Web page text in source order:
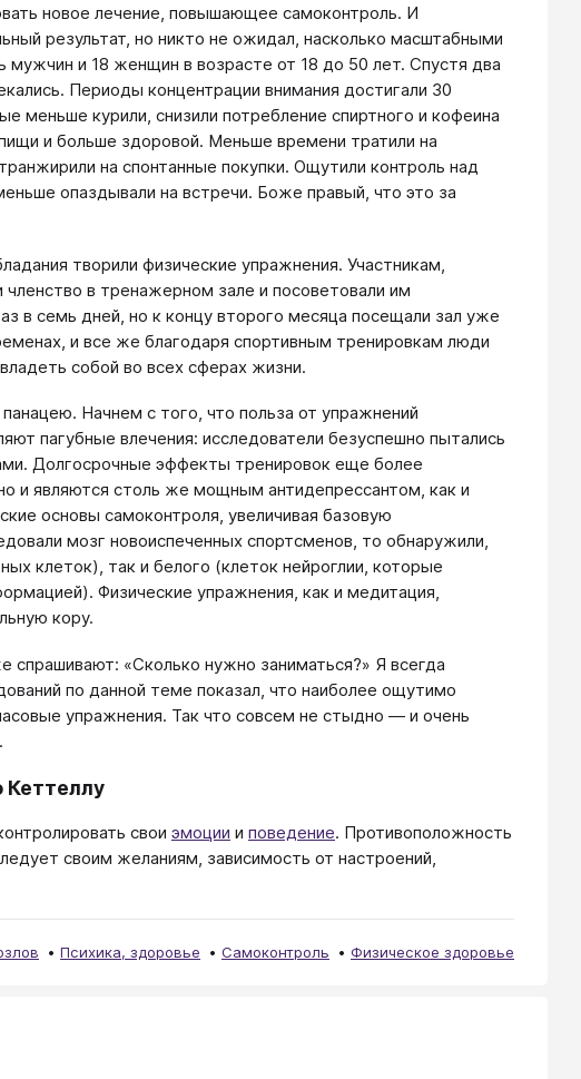
новое лечение, повышающее самоконтроль. И
результат, но никто не ожидал, насколько масштабными
и 18 женщин в возрасте от 18 до 50 лет. Спустя два
Периоды концентрации внимания достигали 30
меньше курили, снизили потребление спиртного и кофеина
и больше здоровой. Меньше времени тратили на
на спонтанные покупки. Ощутили контроль над
опаздывали на встречи. Боже правый, что это за
творили физические упражнения. Участникам,
в тренажерном зале и посоветовали им
в семь дней, но к концу второго месяца посещали зал уже
и все же благодаря спортивным тренировкам люди
собой во всех сферах жизни.
Начнем с того, что польза от упражнений
пагубные влечения: исследователи безуспешно пытались
Долгосрочные эффекты тренировок еще более
и являются столь же мощным антидепрессантом, как и
основы самоконтроля, увеличивая базовую
мозг новоиспеченных спортсменов, то обнаружили,
клеток), так и белого (клеток нейроглии, которые
Физические упражнения, как и медитация,
кору.
«Сколько нужно заниматься?» Я всегда
по данной теме показал, что наиболее ощутимо
упражнения. Так что совсем не стыдно — и очень
Кеттеллу
свои эмоции и поведение. Противоположность
своим желаниям, зависимость от настроений,
Психика, здоровье Самоконтроль Физическое здоровье